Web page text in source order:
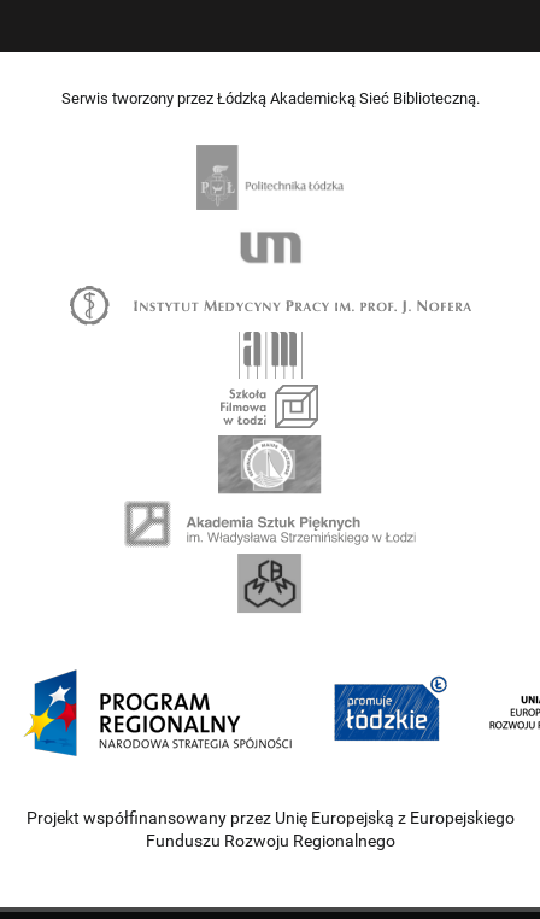
Serwis tworzony przez Łódzką Akademicką Sieć Biblioteczną.
Projekt współfinansowany przez Unię Europejską z Europejskiego
Funduszu Rozwoju Regionalnego